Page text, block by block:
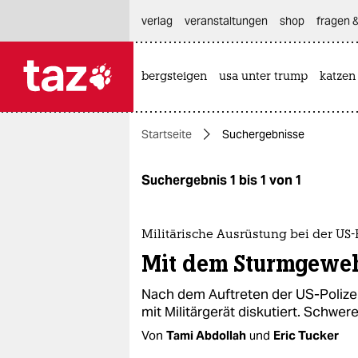
themen
politik
gesellschaft
kultur
verlag
veranstaltungen shop fragen
bergsteigen usa unter trump katzen
Startseite Suchergebnisse
Suchergebnis 1 bis 1 von 1
Militärische Ausrüstung bei der US-
Mit dem
Nach dem Auftreten der US-
mit Militärgerät diskutiert.
Von Tami Abdollah und Eric Tucker